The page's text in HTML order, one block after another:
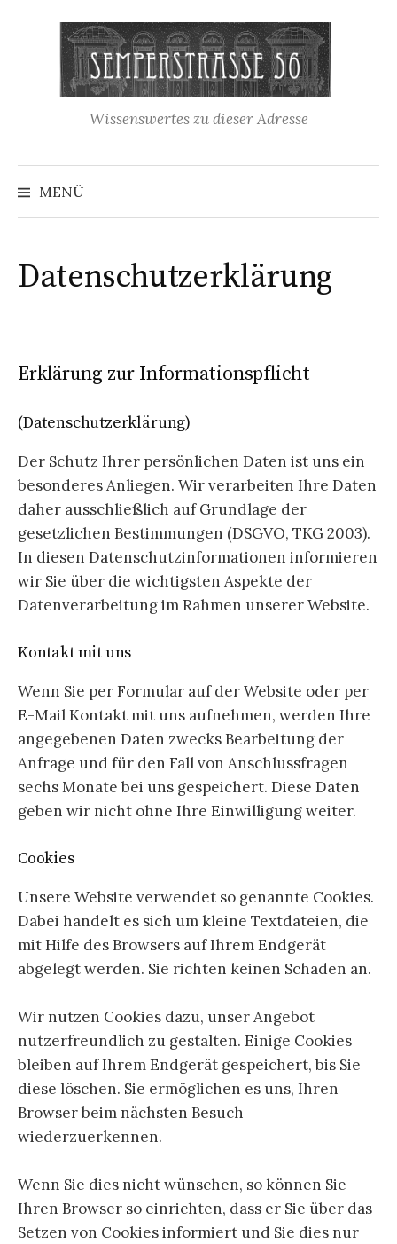
Wissenswertes zu dieser Adresse
MENÜ
Datenschutzerklärung
Erklärung zur Informationspflicht
(Datenschutzerklärung)
Der Schutz Ihrer persönlichen Daten ist uns ein
besonderes Anliegen. Wir verarbeiten Ihre Daten
daher ausschließlich auf Grundlage der
gesetzlichen Bestimmungen (DSGVO, TKG 2003).
In diesen Datenschutzinformationen informieren
wir Sie über die wichtigsten Aspekte der
Datenverarbeitung im Rahmen unserer Website.
Kontakt mit uns
Wenn Sie per Formular auf der Website oder per
E-Mail Kontakt mit uns aufnehmen, werden Ihre
angegebenen Daten zwecks Bearbeitung der
Anfrage und für den Fall von Anschlussfragen
sechs Monate bei uns gespeichert. Diese Daten
geben wir nicht ohne Ihre Einwilligung weiter.
Cookies
Unsere Website verwendet so genannte Cookies.
Dabei handelt es sich um kleine Textdateien, die
mit Hilfe des Browsers auf Ihrem Endgerät
abgelegt werden. Sie richten keinen Schaden an.
Wir nutzen Cookies dazu, unser Angebot
nutzerfreundlich zu gestalten. Einige Cookies
bleiben auf Ihrem Endgerät gespeichert, bis Sie
diese löschen. Sie ermöglichen es uns, Ihren
Browser beim nächsten Besuch
wiederzuerkennen.
Wenn Sie dies nicht wünschen, so können Sie
Ihren Browser so einrichten, dass er Sie über das
Setzen von Cookies informiert und Sie dies nur